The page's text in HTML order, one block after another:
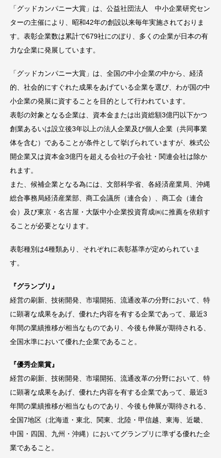
「グッドカンパニー大賞」は、公益社団法人 中小企業研究セン
ターの主催により、昭和42年の創設以来毎年実施されておりま
す。表彰企業数は累計で679社にのぼり、多くの企業が日本の有
力な企業に発展しています。
「グッドカンパニー大賞」は、全国の中小企業の中から、経済
的、社会的にすぐれた成果をあげている企業を選び、わが国の中
小企業の発展に資することを目的として行われています。
表彰の対象となる企業は、資本金または出資総額3億円以下かつ
創業あるいは設立後3年以上の法人企業及び個人企業（共同事業
体を含む）であることが条件として挙げられていますが、株式公
開企業又は資本金3億円を超える会社の子会社・関連会社は除か
れます。
また、候補企業となる為には、文部科学省、各経済産業局、沖縄
総合事務局経済産業部、商工会議所（連合会）、商工会（連合
会）及び東京・名古屋・大阪中小企業投資育成㈱に推薦を依頼す
ることが必要となります。
表彰種別は4種類あり、それぞれに表彰基準が定められていま
す。
『グランプリ』
経営の刷新、技術開発、市場開拓、流通改革の分野において、特
に顕著な成果をあげ、優れた内容を有する企業であって、最近3
年間の業績推移が相当なものであり、今後も伸展が期待される、
全国水準において優れた企業であること。
『優秀企業賞』
経営の刷新、技術開発、市場開拓、流通改革の分野において、特
に顕著な成果をあげ、優れた内容を有する企業であって、最近3
年間の業績推移が相当なものであり、今後も伸展が期待される、
全国7地区（北海道・東北、関東、北陸・甲信越、東海、近畿、
中国・四国、九州・沖縄）においてグランプリに準ずる優れた企
業であること。